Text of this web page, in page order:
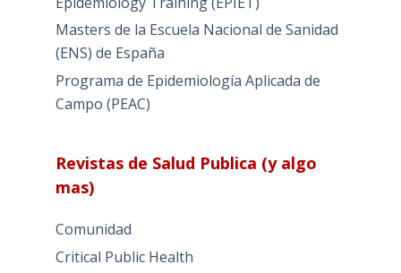
Masters de la Escuela Nacional de Sanidad
(ENS) de España
Programa de Epidemiología Aplicada de
Campo (PEAC)
Revistas de Salud Publica (y algo
mas)
Comunidad
Critical Public Health